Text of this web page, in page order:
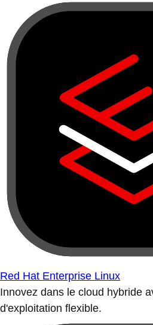
Red Hat Enterprise Linux
Innovez dans le cloud hybride
d'exploitation flexible.